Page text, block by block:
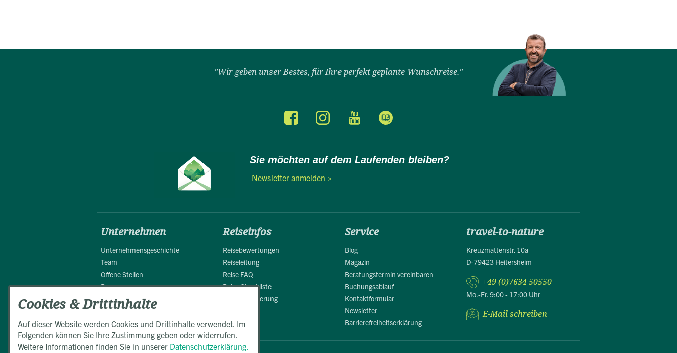
"Wir geben unser Bestes, für Ihre perfekt geplante Wunschreise."
Sie möchten auf dem Laufenden bleiben?
Newsletter anmelden >
Unternehmen
Unternehmensgeschichte
Team
Offene Stellen
Presse
Partner
Reiseinfos
Reisebewertungen
Reiseleitung
Reise FAQ
Reise Checkliste
Reiseversicherung
Service
Blog
Magazin
Beratungstermin vereinbaren
Buchungsablauf
Kontaktformular
Newsletter
Barrierefreiheitserklärung
travel-to-nature
Kreuzmattenstr. 10a
D-79423 Heitersheim
+49 (0)7634 50550
Mo.-Fr. 9:00 - 17:00 Uhr
E-Mail schreiben
Cookies & Drittinhalte
Auf dieser Website werden Cookies und Drittinhalte verwendet. Im
Folgenden können Sie Ihre Zustimmung geben oder widerrufen.
Weitere Informationen finden Sie in unserer Datenschutzerklärung.